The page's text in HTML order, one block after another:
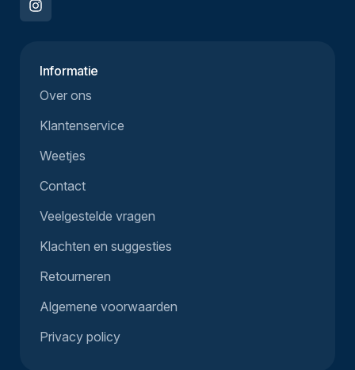
Informatie
Over ons
Klantenservice
Weetjes
Contact
Veelgestelde vragen
Klachten en suggesties
Retourneren
Algemene voorwaarden
Privacy policy